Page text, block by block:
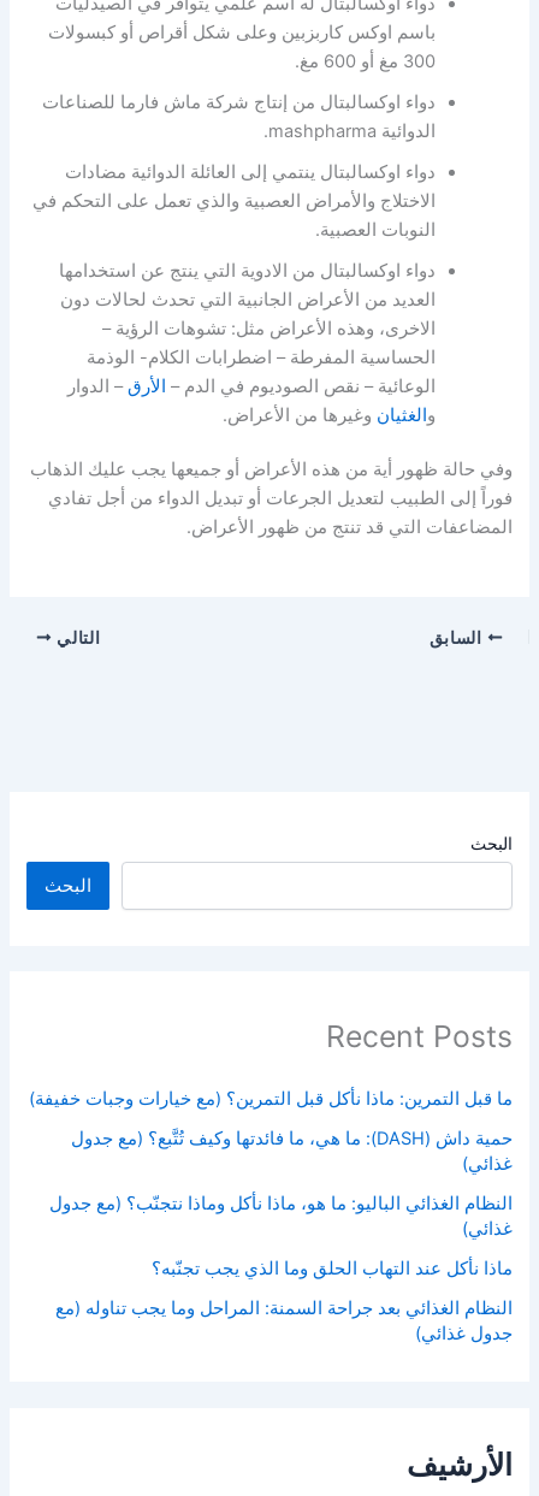
البحث
البحث
Recent Posts
ما قبل التمرين: ماذا نأكل قبل التمرين؟ (مع خيارات وجبات خفيفة)
حمية داش (DASH): ما هي، ما فائدتها وكيف تُتَّبع؟ (مع جدول
غذائي)
النظام الغذائي الباليو: ما هو، ماذا نأكل وماذا نتجنّب؟ (مع جدول
غذائي)
ماذا نأكل عند التهاب الحلق وما الذي يجب تجنّبه؟
النظام الغذائي بعد جراحة السمنة: المراحل وما يجب تناوله (مع
جدول غذائي)
الأرشيف
باسم اوكس كاربزبين وعلى شكل أقراص أو كبسولات
300 مغ أو 600 مغ.
دواء اوكسالبتال من إنتاج شركة ماش فارما للصناعات
الدوائية mashpharma.
دواء اوكسالبتال ينتمي إلى العائلة الدوائية مضادات
الاختلاج والأمراض العصبية والذي تعمل على التحكم في
النوبات العصبية.
دواء اوكسالبتال من الادوية التي ينتج عن استخدامها
العديد من الأعراض الجانبية التي تحدث لحالات دون
الاخرى، وهذه الأعراض مثل: تشوهات الرؤية –
الحساسية المفرطة – اضطرابات الكلام- الوذمة
الوعائية – نقص الصوديوم في الدم – الأرق – الدوار
والغثيان وغيرها من الأعراض.
وفي حالة ظهور أية من هذه الأعراض أو جميعها يجب عليك الذهاب
فوراً إلى الطبيب لتعديل الجرعات أو تبديل الدواء من أجل تفادي
المضاعفات التي قد تنتج من ظهور الأعراض.
السابق التالي